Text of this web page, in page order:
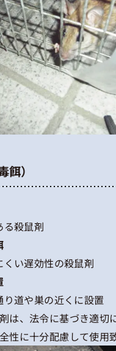
餌）
る殺鼠剤
くい遅効性の殺鼠剤
り道や巣の近くに設置
は、法令に基づき適切
性に十分配慮して使用